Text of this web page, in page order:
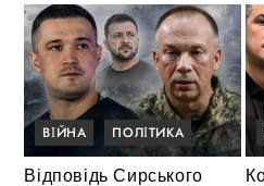
ВІЙНА ПОЛІТИКА
Відповідь Сирського